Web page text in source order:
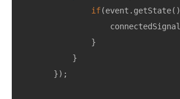
if(event . getState()
connectedSignal
}
}
});